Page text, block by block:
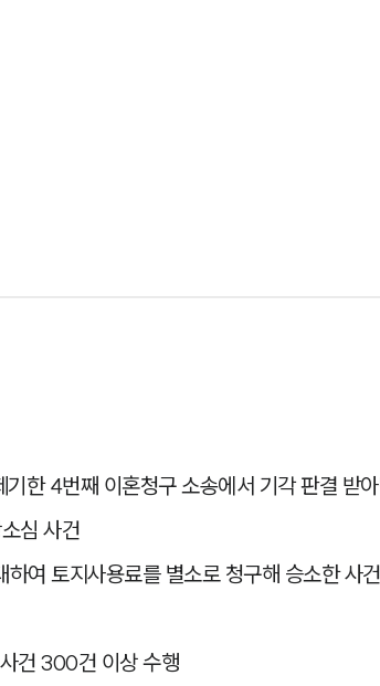
한 4번째 이혼청구 소송에서 기각 판결 받
심 사건
여 토지사용료를 별소로 청구해 승소한 사건
건 300건 이상 수행